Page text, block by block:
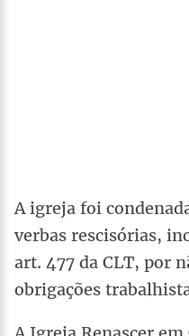
A igreja foi
verbas rescisórias,
art. 477 da CLT, por
obrigações